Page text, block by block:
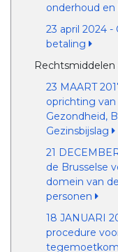
onderhoud
23 april 2024
betaling
Rechtsmiddelen
23 MAART
oprichting
Gezondheid,
Gezinsbijslag
21
de Brusselse
domein van
personen
18 JANUARI
procedure